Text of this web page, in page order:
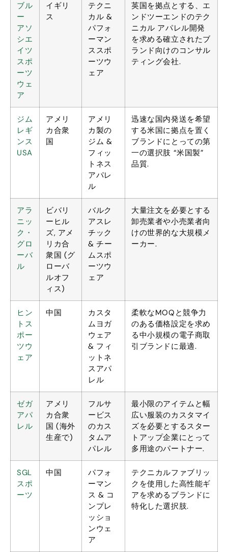
ブル
ー
アソ
シエ
イツ
スポ
ーツ
ウェ
ア
イギリ
ス
テクニ
カル &
パフォ
ーマン
ススポ
ーツウ
ェア
英国を拠点とする、エ
ンドツーエンドのテク
ニカル アパレル開発
を求める確立されたブ
ランド向けのコンサル
ティング会社.
ジム
レギ
ンス
USA
アメリ
カ合衆
国
アメリ
カ製の
ジム &
フィッ
トネス
アパレ
ル
迅速な国内発送を希望
する米国に拠点を置く
ブランドにとっての第
一の選択肢 “米国製”
品質.
アラ
ニッ
ク・
グロ
ーバ
ル
ビバリ
ーヒル
ズ, アメ
リカ合
衆国 (グ
ローバ
ルオフ
ィス)
バルク
アスレ
チック
& チー
ムスポ
ーツウ
ェア
大量注文を必要とする
卸売業者や小売業者向
けの世界的な大規模メ
ーカー.
ヒン
トス
ポー
ツウ
ェア
中国
カスタ
ムヨガ
ウェア
& フィ
ットネ
スアパ
レル
柔軟なMOQと競争力
のある価格設定を求め
る中小規模の電子商取
引ブランドに最適.
ゼガ
アパ
レル
アメリ
カ合衆
国 (海外
生産で)
フルサ
ービス
のカス
タムア
パレル
最小限のアイテムと幅
広い服装のカスタマイ
ズを必要とするスター
トアップ企業にとって
多用途のパートナー.
SGL
スポ
ーツ
中国
パフォ
ーマン
ス & コ
ンプレ
ッショ
ンウェ
ア
テクニカルファブリッ
クを使用した高性能ギ
アを求めるブランドに
特化した選択肢.